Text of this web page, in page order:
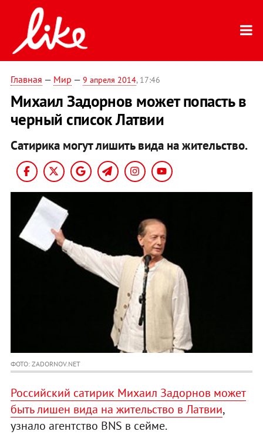
Главная — Мир — 9 апреля 2014, 17:46
Михаил Задорнов может попасть в
черный список Латвии
Сатирика могут лишить вида на жительство.
ФОТО: ZADORNOV.NET
Российский сатирик Михаил Задорнов может
быть лишен вида на жительство в Латвии,
узнало агентство BNS в сейме.